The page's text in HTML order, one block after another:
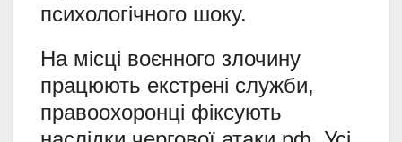
психологічного шоку.
На місці воєнного злочину
працюють екстрені служби,
правоохоронці фіксують